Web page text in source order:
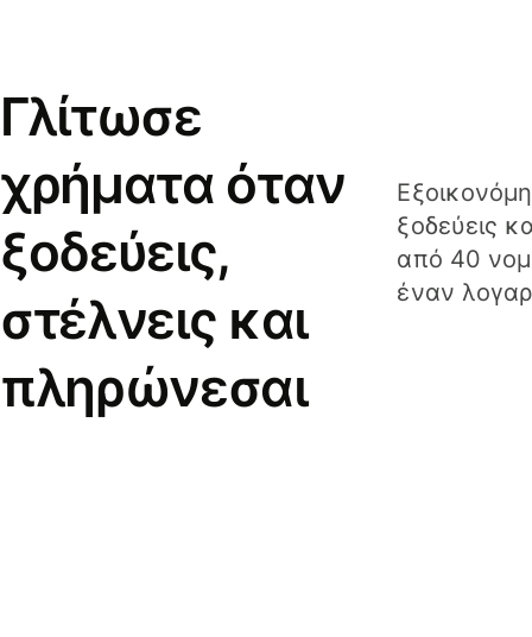
Γλίτωσε
χρήματα όταν
ξοδεύεις,
στέλνεις και
πληρώνεσαι
ξοδεύεις
από 40
έναν